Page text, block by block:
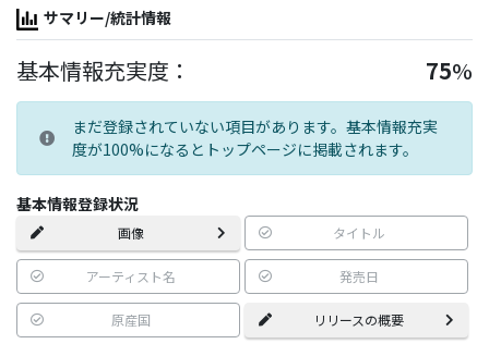
サマリー/統計情報
基本情報充実度： 75%
まだ登録されていない項目があります。基本情報充実
度が100%になるとトップページに掲載されます。
基本情報登録状況
画像 タイトル
アーティスト名 発売日
原産国 リリースの概要